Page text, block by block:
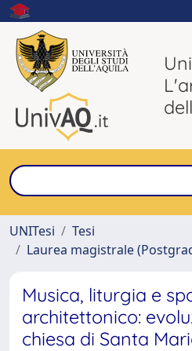
UNITesi
Tesi
Laurea magistrale
Musica, liturgia e
architettonico:
chiesa di Santa